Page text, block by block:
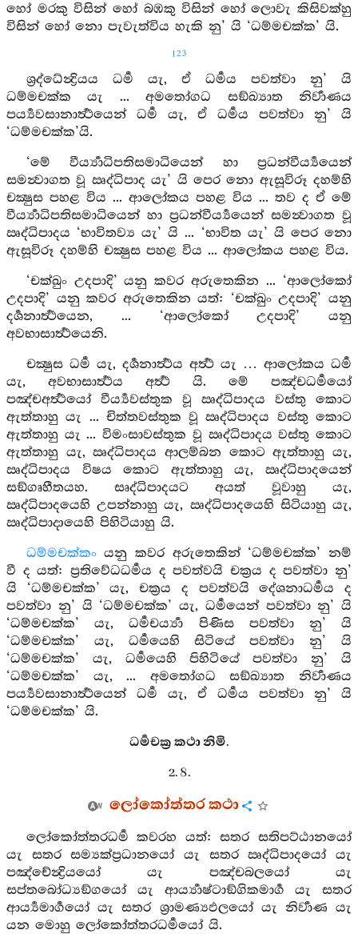
හෝ මරකු විසින් හෝ බඹකු විසින් හෝ ලොවැ කිසිවක්හු
විසින් හෝ නො පැවැත්විය හැකි නු’ යි ‘ධම්මචක්ක’ යි.
123
ශ්‍රද්ධේන්‍ද්‍රියය ධර්‍ම යැ, ඒ ධර්‍මය පවත්වා නු’ යි
ධම්මචක්ක යැ ... අමතෝගධ සඞ්ඛ්‍යාත නිර්‍වාණය
පර්‍ය්‍යවසානාර්‍ත්‍ථයෙන් ධර්‍ම යැ, ඒ ධර්‍මය පවත්වා නු’ යි
‘ධම්මචක්ක’යි.
‘මේ වීර්‍ය්‍යාධිපතිසමාධියෙන් හා ප්‍රධන්වීර්‍ය්‍යයෙන්
සමන්‍වාගත වූ ඍද්ධිපාද යැ’ යි පෙර නො ඇසූවිරූ දහම්හි
චක්‍ෂුස පහළ විය ... ආලෝකය පහළ විය ... තව ද ඒ මේ
වීර්‍ය්‍යාධිපතිසමාධියෙන් හා ප්‍රධන්වීර්‍ය්‍යයෙන් සමන්‍වාගත වූ
ඍද්ධිපාදය ‘භාවිතව්‍ය යැ’ යි ... ‘භාවිත යැ’ යි පෙර නො
ඇසූවිරූ දහම්හි චක්‍ෂුස පහළ විය ... ආලෝකය පහළ විය.
‘චක්ඛුං උදපාදි’ යනු කවර අරුතෙකින ... ‘ආලෝකෝ
උදපාදි’ යනු කවර අරුතෙකින යත්: ‘චක්ඛුං උදපාදි’ යනු
දර්‍ශනාර්‍ත්‍ථයෙන, ... ‘ආලෝකෝ උදපාදි’ යනු
අවභාසාර්‍ත්‍ථයෙනි.
චක්‍ෂුස ධර්‍ම යැ, දර්‍ශනාර්‍ත්‍ථය අර්‍ත්‍ථ යැ … ආලෝකය ධර්‍ම
යැ, අවභාසාර්‍ත්‍ථය අර්‍ත්‍ථ යි. මේ පඤ්චධර්‍මයෝ
පඤ්චඅර්‍ත්‍ථයෝ වීර්‍ය්‍යවස්තුක වූ ඍද්ධිපාදය වස්තු කොට
ඇත්තාහු යැ ... චිත්තවස්තුක වූ ඍද්ධිපාදය වස්තු කොට
ඇත්තාහු යැ ... විමංසාවස්තුක වූ ඍද්ධිපාදය වස්තු කොට
ඇත්තාහු යැ, ඍද්ධිපාදය ආලම්බන කොට ඇත්තාහු යැ,
ඍද්ධිපාදය විෂය කොට ඇත්තාහු යැ, ඍද්ධිපාදයෙන්
සඞ්ගෘහීතයහ. සෘද්ධිපාදයට අයත් වූවාහු යැ,
ඍද්ධිපාදයෙහි උපන්නාහු යැ, ඍද්ධිපාදයෙහි සිටියාහු යැ,
ඍද්ධිපාදායෙහි පිහිටියාහු යි.
ධම්මචක්කංයනු කවර අරුතෙකින් ‘ධම්මචක්ක’ නම්
වී ද යත්: ප්‍රතිවේධධර්‍මය ද පවත්වයි චක්‍රය ද පවත්වා නු’
යි ‘ධම්මචක්ක’ යැ, චක්‍රය ද පවත්වයි දේශනාධර්‍මය ද
පවත්වා නු’ යි ‘ධම්මචක්ක’ යැ, ධර්‍මයෙන් පවත්වා නු’ යි
‘ධම්මචක්ක’ යැ, ධර්‍මචර්‍ය්‍යා පිණිස පවත්වා නු’ යි
‘ධම්මචක්ක’ යැ, ධර්‍මයෙහි සිටියේ පවත්වා නු’ යි
‘ධම්මචක්ක’ යැ, ධර්‍මයෙහි පිහිටියේ පවත්වා නු’ යි
‘ධම්මචක්ක’ යැ, ... අමතෝගධ සඞ්ඛ්‍යාත නිර්‍වාණය
පර්‍ය්‍යවසානාර්‍ත්‍ථයෙන් ධර්‍ම යැ, ඒ ධර්‍මය පවත්වා නු’ යි
‘ධම්මචක්ක’ යි.
ධර්‍මචක්‍ර කථා නිමි.
2. 8.
ලෝකෝත්තර කථා
ලෝකෝත්තරධර්‍ම කවරහ යත්: සතර සතිපට්ඨානයෝ
යැ සතර සම්‍යක්ප්‍රධානයෝ යැ සතර ඍද්ධිපාදයෝ යැ
පඤ්චේන්‍ද්‍රියයෝ යැ පඤ්චබලයෝ යැ
සප්තබෝධ්‍යඞ්ගයෝ යැ ආර්‍ය්‍යාෂ්ටාඞ්ගිකමාර්‍ග යැ සතර
ආර්‍ය්‍යමාර්‍ගයෝ යැ සතර ශ්‍රාමණ්‍යඵලයෝ යැ නිර්‍වාණ යැ
යන මොහු ලෝකෝත්තරධර්‍මයෝ යි.